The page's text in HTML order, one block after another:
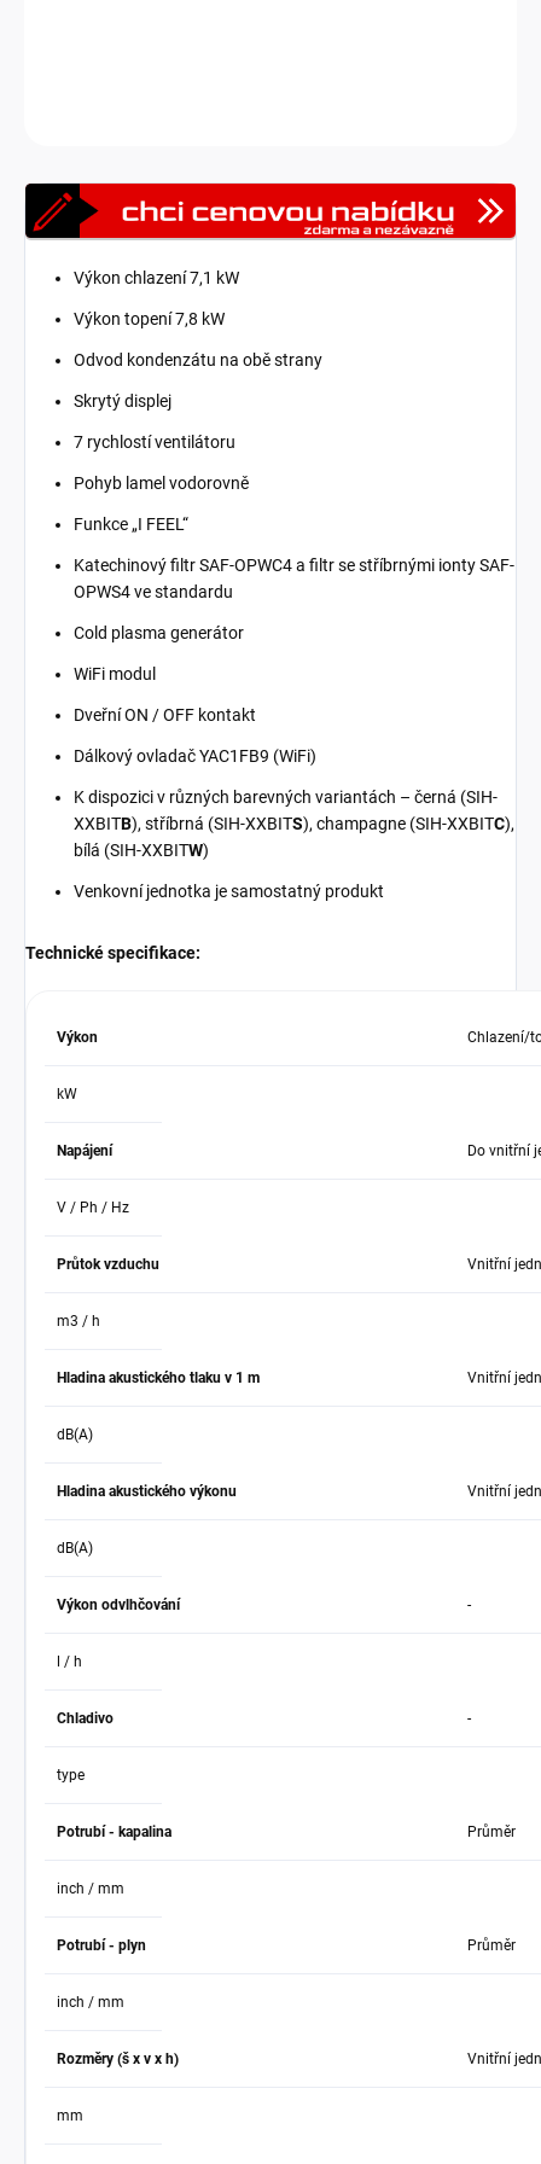
Výkon chlazení 7,1 kW
Výkon topení 7,8 kW
Odvod kondenzátu na obě strany
Skrytý displej
7 rychlostí ventilátoru
Pohyb lamel vodorovně
Funkce „I FEEL“
Katechinový filtr SAF-OPWC4 a filtr se stříbrnými ionty SAF-
OPWS4 ve standardu
Cold plasma generátor
WiFi modul
Dveřní ON / OFF kontakt
Dálkový ovladač YAC1FB9 (WiFi)
K dispozici v různých barevných variantách – černá (SIH-
XXBITB), stříbrná (SIH-XXBITS), champagne (SIH-XXBITC),
bílá (SIH-XXBITW)
Venkovní jednotka je samostatný produkt
Technické specifikace:
Výkon Chlazení/
kW
Napájení Do vnitřní
V / Ph / Hz
Průtok vzduchu Vnitřní
m3 / h
Hladina akustického tlaku v 1 m Vnitřní
dB(A)
Hladina akustického výkonu Vnitřní
dB(A)
Výkon odvlhčování -
l / h
Chladivo -
type
Potrubí - kapalina Průměr
inch / mm
Potrubí - plyn Průměr
inch / mm
Rozměry (š x v x h) Vnitřní
mm